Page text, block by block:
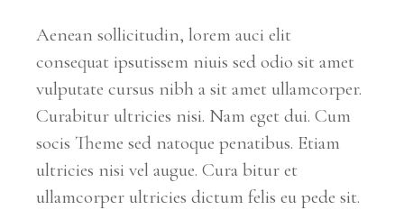
Aenean sollicitudin, lorem auci elit
consequat ipsutissem niuis sed odio sit amet
vulputate cursus nibh a sit amet ullamcorper.
Curabitur ultricies nisi. Nam eget dui. Cum
socis Theme sed natoque penatibus. Etiam
ultricies nisi vel augue. Cura bitur et
ullamcorper ultricies dictum felis eu pede sit.